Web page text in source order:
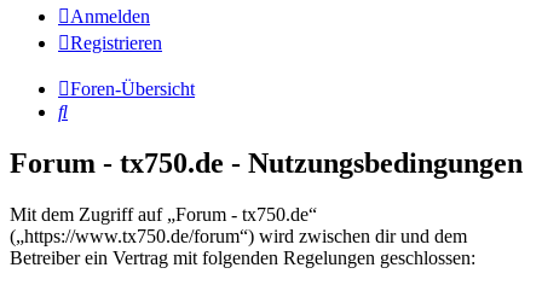
Anmelden
Registrieren
Foren-Übersicht
Suche
Forum - tx750.de - Nutzungsbedingungen
Mit dem Zugriff auf „Forum - tx750.de“
(„https://www.tx750.de/forum“) wird zwischen dir und dem
Betreiber ein Vertrag mit folgenden Regelungen geschlossen: